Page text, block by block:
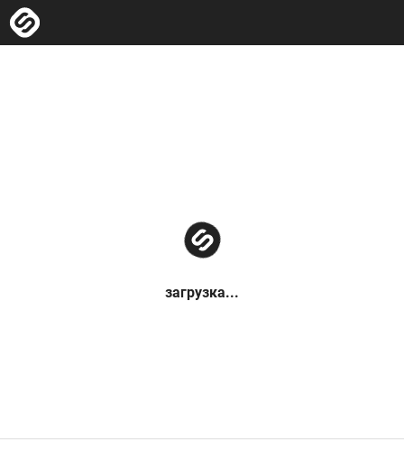
загрузка...